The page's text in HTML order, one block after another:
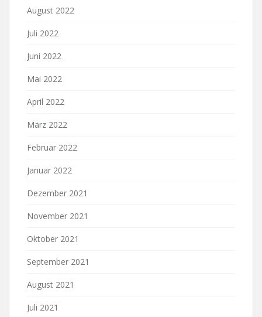
August 2022
Juli 2022
Juni 2022
Mai 2022
April 2022
März 2022
Februar 2022
Januar 2022
Dezember 2021
November 2021
Oktober 2021
September 2021
August 2021
Juli 2021